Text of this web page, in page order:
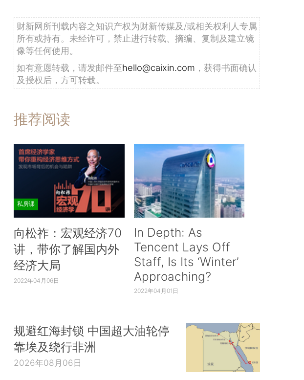
财新网所刊载内容之知识产权为财新传媒及/或相关权利人专属
所有或持有。未经许可，禁止进行转载、摘编、复制及建立镜
像等任何使用。
如有意愿转载，请发邮件至hello@caixin.com ，获得书面确认
及授权后，方可转载。
推荐阅读
私房课
向松祚：宏观经济70
讲，带你了解国内外
经济大局
2022年04月06日
In Depth: As
Tencent Lays Off
Staff, Is Its ‘Winter’
Approaching?
2022年04月01日
规避红海封锁 中国超大油轮停
靠埃及绕行非洲
2026年08月06日